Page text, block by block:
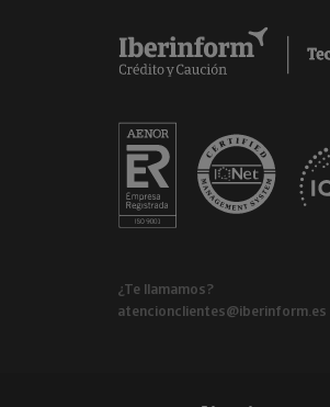
¿Te llamamos?
atencionclientes@iberinform.es